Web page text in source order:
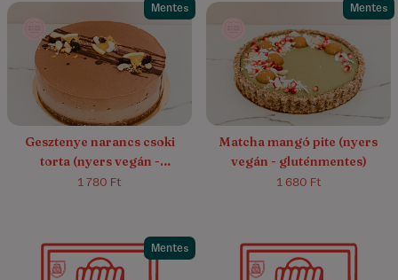
Mentes
Gesztenye narancs csoki
torta (nyers vegán -
gluténmentes)
1 780 Ft
Mentes
5.0/5 (4)
Matcha mangó pite (nyers
vegán - gluténmentes)
1 680 Ft
Mentes